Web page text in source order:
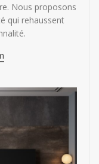
Nous proposons
qui rehaussent